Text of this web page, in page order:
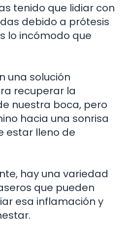
tenido que lidiar con
debido a prótesis
lo incómodo que
una solución
recuperar la
nuestra boca, pero
hacia una sonrisa
estar lleno de
hay una variedad
que pueden
esa inflamación y